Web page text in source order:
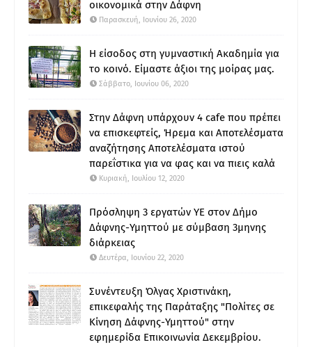
οικονομικά στην Δάφνη
Παρασκευή, Ιουνίου 26, 2020
Η είσοδος στη γυμναστική Ακαδημία για
το κοινό. Είμαστε άξιοι της μοίρας μας.
Σάββατο, Ιουνίου 06, 2020
Στην Δάφνη υπάρχουν 4 cafe που πρέπει
να επισκεφτείς, Ήρεμα και Αποτελέσματα
αναζήτησης Αποτελέσματα ιστού
παρεΐστικα για να φας και να πιεις καλά
Κυριακή, Ιουλίου 12, 2020
Πρόσληψη 3 εργατών ΥΕ στον Δήμο
Δάφνης-Υμηττού με σύμβαση 3μηνης
διάρκειας
Δευτέρα, Ιουνίου 22, 2020
Συνέντευξη Όλγας Χριστινάκη,
επικεφαλής της Παράταξης "Πολίτες σε
Κίνηση Δάφνης-Υμηττού" στην
εφημερίδα Επικοινωνία Δεκεμβρίου.